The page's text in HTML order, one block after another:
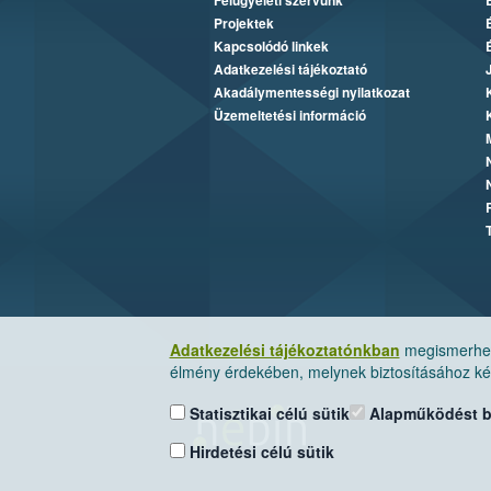
Adatkezelési tájékoztatónkban
élmény érdekében, melynek biztosításához
Statisztikai célú sütik
Hirdetési célú sütik
Alapműködést
Projektek
Kapcsolódó linkek
Adatkezelési tájékoztató
Akadálymentességi nyilatkozat
Üzemeltetési információ